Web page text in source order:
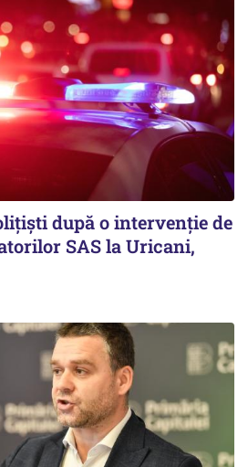
după o intervenție de
SAS la Uricani,